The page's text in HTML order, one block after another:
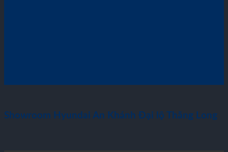
Showroom Hyundai An Khánh Đại lộ Thăng Long